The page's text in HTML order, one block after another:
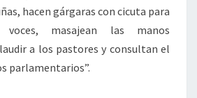
hacen gárgaras con cicuta para
voces, masajean las manos
a los pastores y consultan el
parlamentarios”.